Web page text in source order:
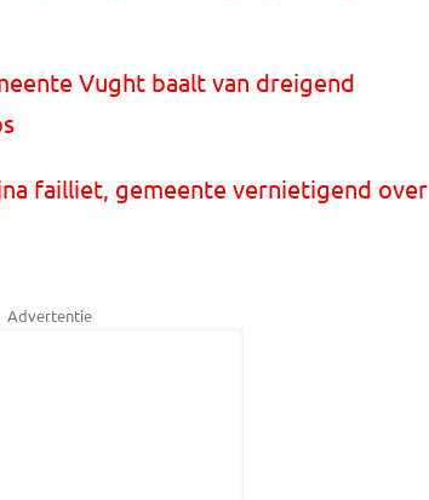
Vught baalt van dreigend
failliet, gemeente vernietigend over
Advertentie